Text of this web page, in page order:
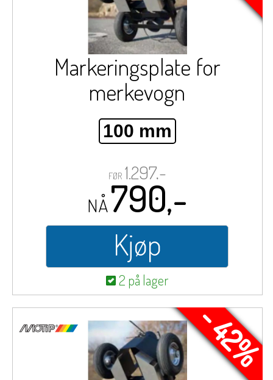
Markeringsplate for
merkevogn
100 mm
FØR 1.297,-
NÅ790,-
Kjøp
2 på lager
- 42%